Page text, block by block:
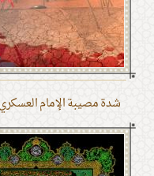
شدة مصيبة الإمام